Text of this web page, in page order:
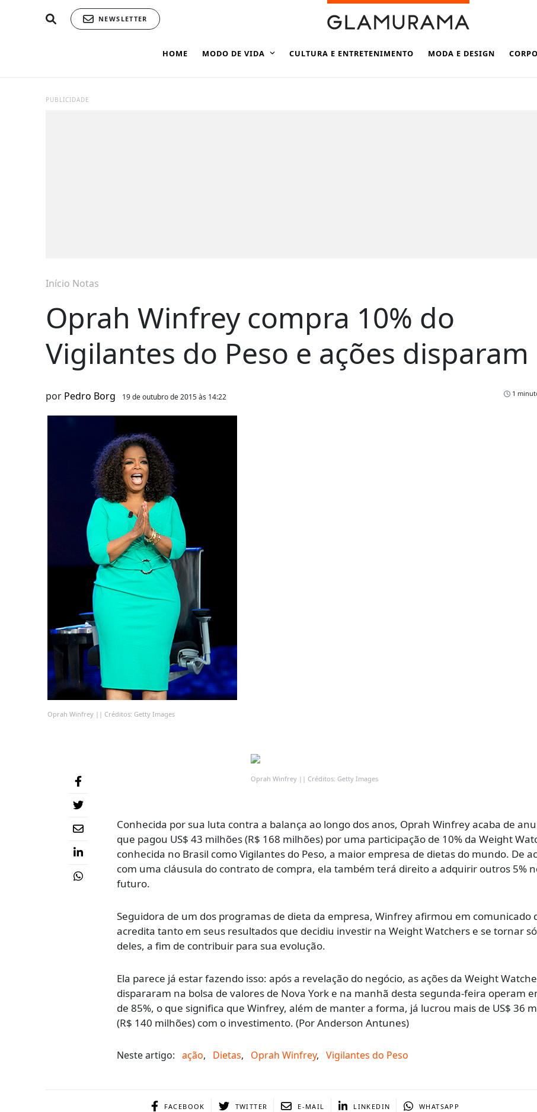
NEWSLETTER
HOME MODO DE VIDA CULTURA E ENTRETENIMENTO MODA E DESIGN
PUBLICIDADE
Início Notas
Oprah Winfrey compra 10% do
Vigilantes do Peso e ações disparam
por Pedro Borg 19 de outubro de 2015 às 14:22 1
Oprah Winfrey || Créditos: Getty Images
Oprah Winfrey || Créditos: Getty Images
Conhecida por sua luta contra a balança ao longo dos anos, Oprah Winfrey acaba de
que pagou US$ 43 milhões (R$ 168 milhões) por uma participação de 10% da Weight
conhecida no Brasil como Vigilantes do Peso, a maior empresa de dietas do mundo. De
com uma cláusula do contrato de compra, ela também terá direito a adquirir outros 5%
futuro.
Seguidora de um dos programas de dieta da empresa, Winfrey afirmou em comunicado
acredita tanto em seus resultados que decidiu investir na Weight Watchers e se tornar
deles, a fim de contribuir para sua evolução.
Ela parece já estar fazendo isso: após a revelação do negócio, as ações da Weight
dispararam na bolsa de valores de Nova York e na manhã desta segunda-feira operam
de 85%, o que significa que Winfrey, além de manter a forma, já lucrou mais de US$ 36
(R$ 140 milhões) com o investimento. (Por Anderson Antunes)
Neste artigo: ação, Dietas, Oprah Winfrey, Vigilantes do Peso
FACEBOOK TWITTER E-MAIL LINKEDIN WHATSAPP